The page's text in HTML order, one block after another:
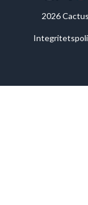
2026